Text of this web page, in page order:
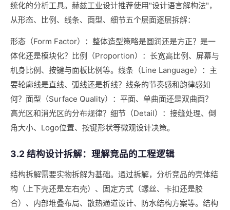
统化的分析工具。赫兹工业设计推荐使用"设计语言解构法"，
从形态、比例、线条、面型、细节五个层面逐层拆解：
形态（Form Factor）：整体造型策略是圆润还是方正？是一
体化还是模块化？比例（Proportion）：长宽高比例、屏幕与
机身比例、按键与面板比例等。线条（Line Language）：主
要轮廓线是直线、弧线还是折线？线条的节奏感和韵律感如
何？面型（Surface Quality）：平面、单曲面还是双曲面？
高光区和消光区的分布规律？细节（Detail）：接缝处理、倒
角大小、Logo位置、按键形状等微观设计决策。
3.2 结构设计拆解：理解竞品的工程逻辑
结构拆解需要实物拆解为基础。通过拆解，分析竞品的壳体结
构（上下壳还是左右壳）、固定方式（螺丝、卡扣还是胶
合）、内部堆叠布局、散热通道设计、防水结构方案等。结构